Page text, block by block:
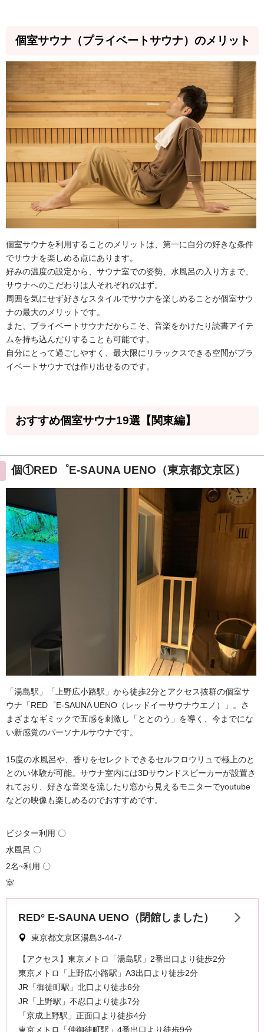
個室サウナ（プライベートサウナ）のメリット
個室サウナを利用することのメリットは、第一に自分の好きな条件
でサウナを楽しめる点にあります。
好みの温度の設定から、サウナ室での姿勢、水風呂の入り方まで、
サウナへのこだわりは人それぞれのはず。
周囲を気にせず好きなスタイルでサウナを楽しめることが個室サウ
ナの最大のメリットです。
また、プライベートサウナだからこそ、音楽をかけたり読書アイテ
ムを持ち込んだりすることも可能です。
自分にとって過ごしやすく、最大限にリラックスできる空間がプラ
イベートサウナでは作り出せるのです。
おすすめ個室サウナ19選【関東編】
個①RED゜E-SAUNA UENO（東京都文京区）
「湯島駅」「上野広小路駅」から徒歩2分とアクセス抜群の個室サ
ウナ「RED゜E-SAUNA UENO（レッドイーサウナウエノ）」。さ
まざまなギミックで五感を刺激し「ととのう」を導く、今までにな
い新感覚のパーソナルサウナです。
15度の水風呂や、香りをセレクトできるセルフロウリュで極上のと
とのい体験が可能。サウナ室内には3Dサウンドスピーカーが設置さ
れており、好きな音楽を流したり窓から見えるモニターでyoutube
などの映像も楽しめるのでおすすめです。
ビジター利用 〇
水風呂 〇
2名~利用 〇
室